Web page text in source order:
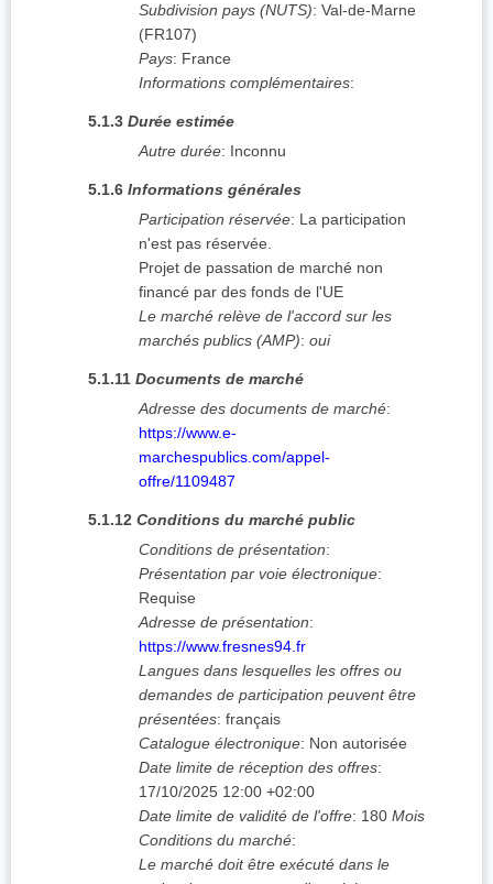
Subdivision pays (NUTS): Val-de-Marne
(FR107)
Pays: France
Informations complémentaires:
5.1.3 Durée estimée
Autre durée: Inconnu
5.1.6 Informations générales
Participation réservée: La participation
n'est pas réservée.
Projet de passation de marché non
financé par des fonds de l'UE
Le marché relève de l'accord sur les
marchés publics (AMP): oui
5.1.11 Documents de marché
Adresse des documents de marché:
https://www.e-
marchespublics.com/appel-
offre/1109487
5.1.12 Conditions du marché public
Conditions de présentation:
Présentation par voie électronique:
Requise
Adresse de présentation:
https://www.fresnes94.fr
Langues dans lesquelles les offres ou
demandes de participation peuvent être
présentées: français
Catalogue électronique: Non autorisée
Date limite de réception des offres:
17/10/2025 12:00 +02:00
Date limite de validité de l'offre: 180 Mois
Conditions du marché:
Le marché doit être exécuté dans le